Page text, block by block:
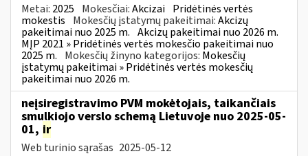
Metai: 2025 Mokesčiai:Akcizai Pridėtinės vertės
mokestis Mokesčių įstatymų pakeitimai:Akcizų
pakeitimai nuo 2025 m. Akcizų pakeitimai nuo 2026 m.
MĮP 2021 » Pridėtinės vertės mokesčio pakeitimai nuo
2025 m. Mokesčių žinyno kategorijos: Mokesčių
įstatymų pakeitimai » Pridėtinės vertės mokesčių
pakeitimai nuo 2026 m.
neįsiregistravimo PVM mokėtojais, taikančiais
smulkiojo verslo schemą Lietuvoje nuo 2025-05-
01, ir
Web turinio sąrašas 2025-05-12